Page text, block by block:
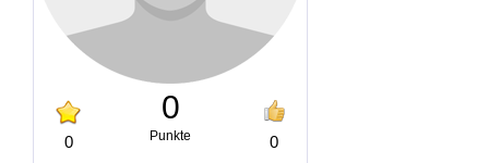
0
0
Punkte 0